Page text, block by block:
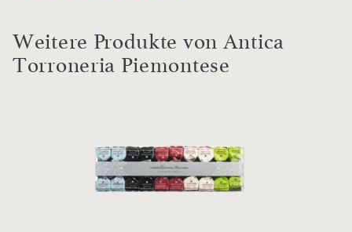
Weitere Produkte von Antica
Torroneria Piemontese